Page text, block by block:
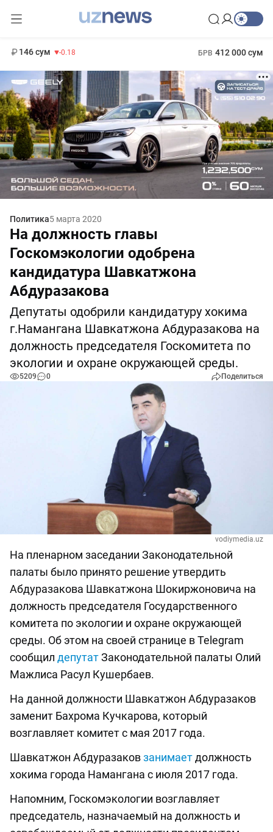
146 сум -0.18 БРВ 412 000 сум
Политика5 марта 2020
На должность главы
Госкомэкологии одобрена
кандидатура Шавкатжона
Абдуразакова
Депутаты одобрили кандидатуру хокима
г.Намангана Шавкатжона Абдуразакова на
должность председателя Госкомитета по
экологии и охране окружающей среды.
5209 0 Поделиться
vodiymedia.uz
На пленарном заседании Законодательной
палаты было принято решение утвердить
Абдуразакова Шавкатжона Шокиржоновича на
должность председателя Государственного
комитета по экологии и охране окружающей
среды. Об этом на своей странице в Telegram
сообщил депутатЗаконодательной палаты Олий
Мажлиса Расул Кушербаев.
На данной должности Шавкатжон Абдуразаков
заменит Бахрома Кучкарова, который
возглавляет комитет с мая 2017 года.
Шавкатжон Абдуразаковзанимаетдолжность
хокима города Намангана с июля 2017 года.
Напомним, Госкомэкологии возглавляет
председатель, назначаемый на должность и